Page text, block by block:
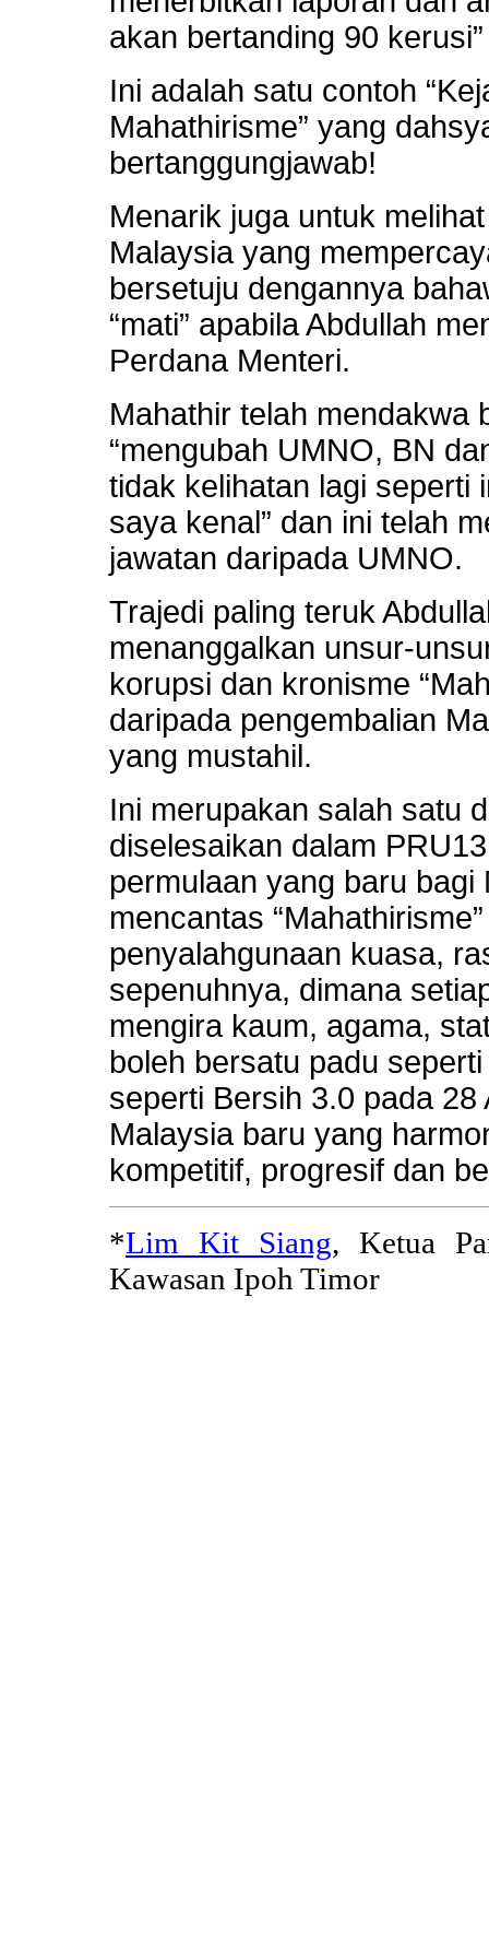
akan bertanding 90
Ini adalah satu contoh
Mahathirisme” yang
bertanggungjawab!
Menarik juga untuk
Malaysia yang
bersetuju dengannya
“mati” apabila Abdullah
Perdana Menteri.
Mahathir telah mendakwa
“mengubah UMNO, BN
tidak kelihatan lagi seperti
saya kenal” dan ini telah
jawatan daripada UMNO.
Trajedi paling teruk
menanggalkan unsur-
korupsi dan kronisme
daripada pengembalian
yang mustahil.
Ini merupakan salah satu
diselesaikan dalam
permulaan yang baru
mencantas
penyalahgunaan kuasa,
sepenuhnya, dimana
mengira kaum, agama,
boleh bersatu padu
seperti Bersih 3.0 pada
Malaysia baru yang
kompetitif, progresif dan
*Lim Kit Siang, Ketua
Kawasan Ipoh Timor